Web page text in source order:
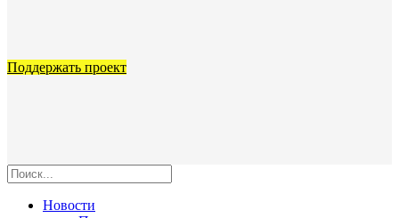
Поддержать проект
Новости